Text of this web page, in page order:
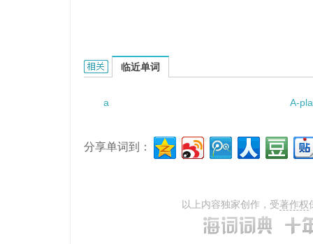
a joint of beef的相关资料：
临近单词
a A-
分享单词到：
以上内容独家创作，受著作权